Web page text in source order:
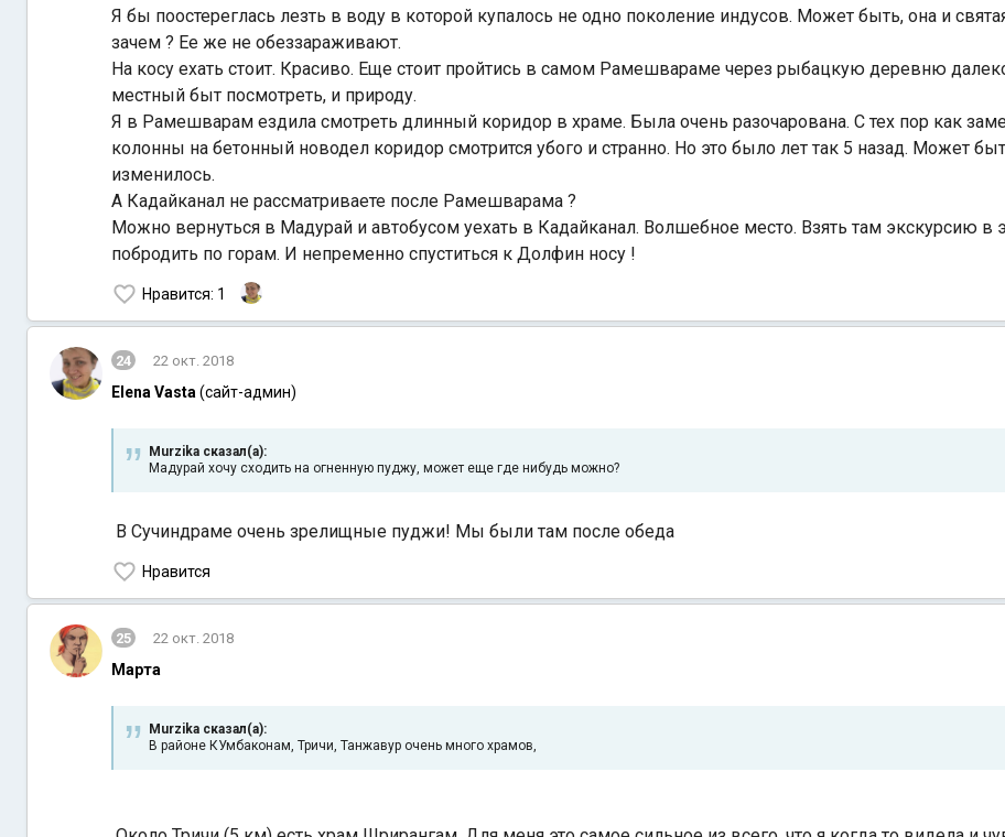
Я бы поостереглась лезть в воду в которой купалось не одно поколение индусов. Может быть, она и
зачем ? Ее же не обеззараживают.
На косу ехать стоит. Красиво. Еще стоит пройтись в самом Рамешвараме через рыбацкую деревню
местный быт посмотреть, и природу.
Я в Рамешварам ездила смотреть длинный коридор в храме. Была очень разочарована. С тех пор как
колонны на бетонный новодел коридор смотрится убого и странно. Но это было лет так 5 назад. Может
изменилось.
А Кадайканал не рассматриваете после Рамешварама ?
Можно вернуться в Мадурай и автобусом уехать в Кадайканал. Волшебное место. Взять там экскурсию в
побродить по горам. И непременно спуститься к Долфин носу !
Нравится: 1
24 22 окт. 2018
Elena Vasta (сайт-админ)
Murzika сказал(а):
Мадурай хочу сходить на огненную пуджу, может еще где нибудь можно?
В Сучиндраме очень зрелищные пуджи! Мы были там после обеда
Нравится
25 22 окт. 2018
Марта
Murzika сказал(а):
В районе КУмбаконам, Тричи, Танжавур очень много храмов,